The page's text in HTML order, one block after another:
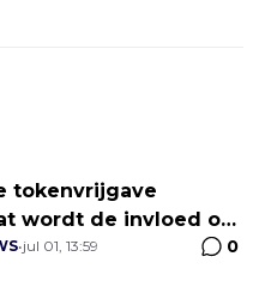
tokenvrijgave
wordt de invloed op
•jul 01, 13:59 0